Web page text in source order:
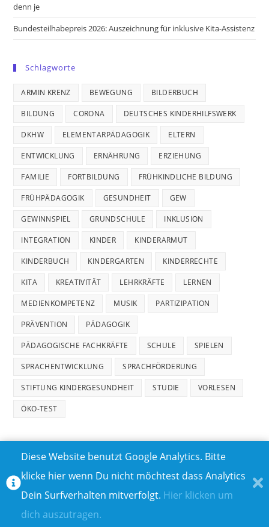
denn je
Bundesteilhabepreis 2026: Auszeichnung für inklusive Kita-Assistenz
Schlagworte
ARMIN KRENZ BEWEGUNG BILDERBUCH
BILDUNG CORONA DEUTSCHES KINDERHILFSWERK
DKHW ELEMENTARPÄDAGOGIK ELTERN
ENTWICKLUNG ERNÄHRUNG ERZIEHUNG
FAMILIE FORTBILDUNG FRÜHKINDLICHE BILDUNG
FRÜHPÄDAGOGIK GESUNDHEIT GEW
GEWINNSPIEL GRUNDSCHULE INKLUSION
INTEGRATION KINDER KINDERARMUT
KINDERBUCH KINDERGARTEN KINDERRECHTE
KITA KREATIVITÄT LEHRKRÄFTE LERNEN
MEDIENKOMPETENZ MUSIK PARTIZIPATION
PRÄVENTION PÄDAGOGIK
PÄDAGOGISCHE FACHKRÄFTE SCHULE SPIELEN
SPRACHENTWICKLUNG SPRACHFÖRDERUNG
STIFTUNG KINDERGESUNDHEIT STUDIE VORLESEN
ÖKO-TEST
TEILNAHMEBEDINGUNGEN FÜR GEWINNSPIELE
IMPRESSUM
ÜBER UNS I
Diese Website benutzt Google Analytics. Bitte
klicke hier wenn Du nicht möchtest dass Analytics
Dein Surfverhalten mitverfolgt. Hier klicken um
dich auszutragen.